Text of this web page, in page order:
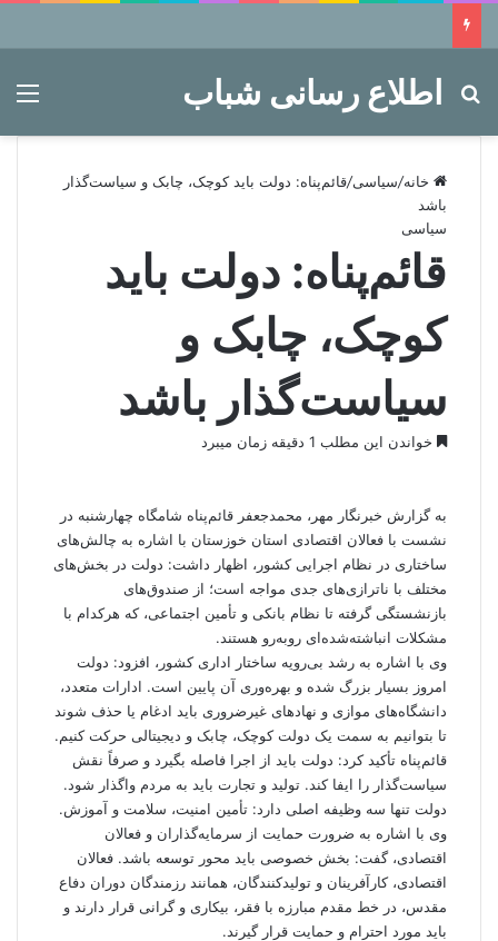
اطلاع رسانی شباب
جستجو برای
خانه/سیاسی/قائم‌پناه: دولت باید کوچک، چابک و سیاست‌گذار
باشد
سیاسی
قائم‌پناه: دولت باید
کوچک، چابک و
سیاست‌گذار باشد
خواندن این مطلب 1 دقیقه زمان میبرد
به گزارش خبرنگار مهر ، محمدجعفر قائم‌پناه شامگاه چهارشنبه در
نشست با فعالان اقتصادی استان خوزستان با اشاره به چالش‌های
ساختاری در نظام اجرایی کشور، اظهار داشت: دولت در بخش‌های
مختلف با ناترازی‌های جدی مواجه است؛ از صندوق‌های
بازنشستگی گرفته تا نظام بانکی و تأمین اجتماعی، که هرکدام با
مشکلات انباشته‌شده‌ای روبه‌رو هستند.
وی با اشاره به رشد بی‌رویه ساختار اداری کشور، افزود: دولت
امروز بسیار بزرگ شده و بهره‌وری آن پایین است. ادارات متعدد،
دانشگاه‌های موازی و نهادهای غیرضروری باید ادغام یا حذف شوند
تا بتوانیم به سمت یک دولت کوچک، چابک و دیجیتالی حرکت کنیم.
قائم‌پناه تأکید کرد: دولت باید از اجرا فاصله بگیرد و صرفاً نقش
سیاست‌گذار را ایفا کند. تولید و تجارت باید به مردم واگذار شود.
دولت تنها سه وظیفه اصلی دارد: تأمین امنیت، سلامت و آموزش.
وی با اشاره به ضرورت حمایت از سرمایه‌گذاران و فعالان
اقتصادی، گفت: بخش خصوصی باید محور توسعه باشد. فعالان
اقتصادی، کارآفرینان و تولیدکنندگان، همانند رزمندگان دوران دفاع
مقدس، در خط مقدم مبارزه با فقر، بیکاری و گرانی قرار دارند و
باید مورد احترام و حمایت قرار گیرند.